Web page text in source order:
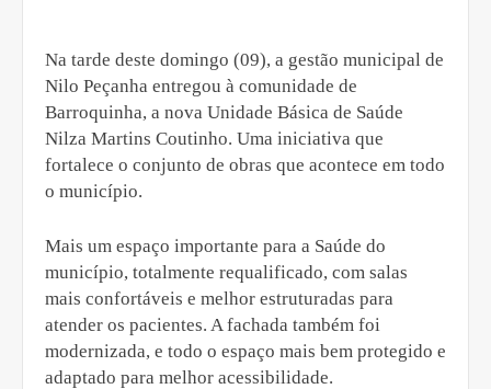
Na tarde deste domingo (09), a gestão municipal de
Nilo Peçanha entregou à comunidade de
Barroquinha, a nova Unidade Básica de Saúde
Nilza Martins Coutinho. Uma iniciativa que
fortalece o conjunto de obras que acontece em todo
o município.
Mais um espaço importante para a Saúde do
município, totalmente requalificado, com salas
mais confortáveis e melhor estruturadas para
atender os pacientes. A fachada também foi
modernizada, e todo o espaço mais bem protegido e
adaptado para melhor acessibilidade.